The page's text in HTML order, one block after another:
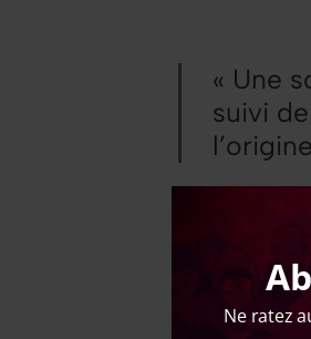
« Une
suivi
— Francis
du compte
Ne ratez